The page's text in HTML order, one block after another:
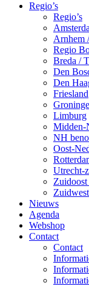
Regio’s
Regio’s
Arnhem
Regio
Breda /
Den
Den
Friesland
Limburg
Midden-
NH
Oost-
Utrecht-
Nieuws
Agenda
Webshop
Contact
Contact